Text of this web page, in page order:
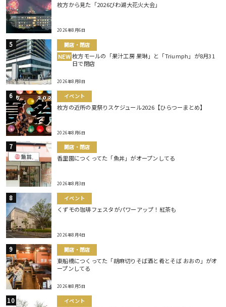
枚方から見た「2026びわ湖大花火大会」
2026年8月6日
開店・閉店
NEW 枚方モールの「果汁工房 果琳」と「Triumph」が8月31
日で閉店
2026年8月8日
イベント
枚方の近所の夏祭りスケジュール2026【ひらつーまとめ】
2026年8月6日
開店・閉店
香里園につくってた「魚丼」がオープンしてる
2026年8月3日
イベント
くずモの珈琲フェスタがパワーアップ！紅茶も
2026年8月4日
開店・閉店
東船橋につくってた「胡麻切りそば酒と肴とそば おおの」がオ
ープンしてる
2026年8月5日
イベント